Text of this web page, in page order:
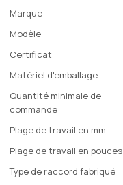
Marque
Modèle
Certificat
Matériel d'emballage
Quantité minimale de
commande
Plage de travail en mm
Plage de travail en pouces
Type de raccord fabriqué